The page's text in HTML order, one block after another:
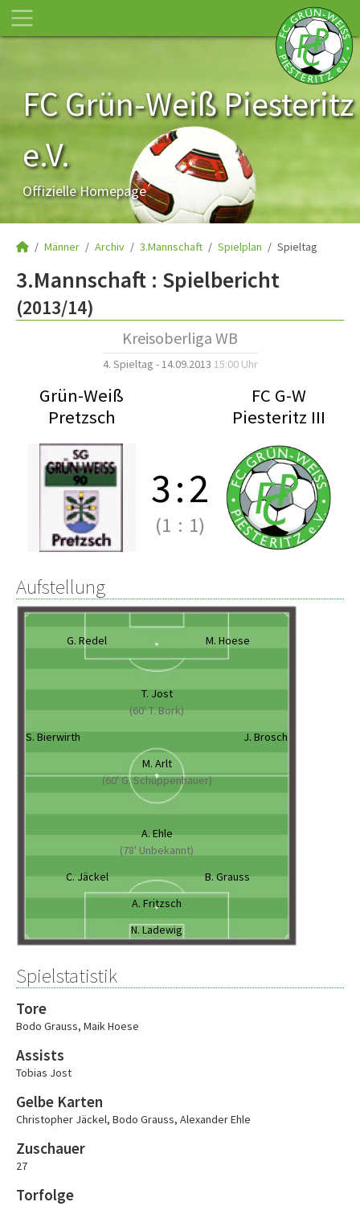
FC Grün-Weiß Piesteritz
e.V.
Offizielle Homepage
Männer Archiv 3.Mannschaft Spielplan Spieltag
3.Mannschaft : Spielbericht
(2013/14)
Kreisoberliga WB
4. Spieltag - 14.09.2013 15:00 Uhr
Grün-Weiß
Pretzsch
FC G-W
Piesteritz III
3:2
(1 : 1)
Aufstellung
G. Redel M. Hoese
T. Jost
(60' T. Bork)
S. Bierwirth
J. Brosch
M. Arlt
(60' G. Schüppenhauer)
A. Ehle
(78' Unbekannt)
C. Jäckel
B. Grauss
A. Fritzsch
N. Ladewig
Spielstatistik
Tore
Bodo Grauss, Maik Hoese
Assists
Tobias Jost
Gelbe Karten
Christopher Jäckel, Bodo Grauss, Alexander Ehle
Zuschauer
27
Torfolge